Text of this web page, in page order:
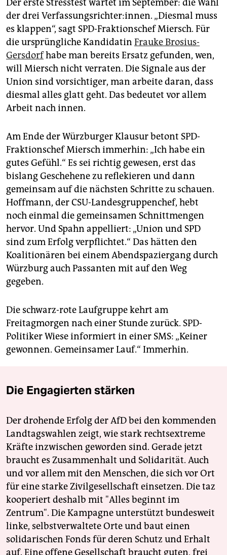
Der erste Stresstest wartet im September: die Wahl
der drei Ver­fas­sungs­rich­te­r:in­nen. „Diesmal muss
es klappen“, sagt SPD-Fraktionschef Miersch. Für
die ursprüngliche Kandidatin Frauke Brosius-
Gersdorfhabe man bereits Ersatz gefunden, wen,
will Miersch nicht verraten. Die Signale aus der
Union sind vorsichtiger, man arbeite daran, dass
diesmal alles glatt geht. Das bedeutet vor allem
Arbeit nach innen.
Am Ende der Würzburger Klausur betont SPD-
Fraktionschef Miersch immerhin: „Ich habe ein
gutes Gefühl.“ Es sei richtig gewesen, erst das
bislang Geschehene zu reflekieren und dann
gemeinsam auf die nächsten Schritte zu schauen.
Hoffmann, der CSU-Landesgruppenchef, hebt
noch einmal die gemeinsamen Schnittmengen
hervor. Und Spahn appelliert: „Union und SPD
sind zum Erfolg verpflichtet.“ Das hätten den
Koalitionären bei einem Abendspaziergang durch
Würzburg auch Passanten mit auf den Weg
gegeben.
Die schwarz-rote Laufgruppe kehrt am
Freitagmorgen nach einer Stunde zurück. SPD-
Politiker Wiese informiert in einer SMS: „Keiner
gewonnen. Gemeinsamer Lauf.“ Immerhin.
Die Engagierten stärken
Der drohende Erfolg der AfD bei den kommenden
Landtagswahlen zeigt, wie stark rechtsextreme
Kräfte inzwischen geworden sind. Gerade jetzt
braucht es Zusammenhalt und Solidarität. Auch
und vor allem mit den Menschen, die sich vor Ort
für eine starke Zivilgesellschaft einsetzen. Die taz
kooperiert deshalb mit "Alles beginnt im
Zentrum". Die Kampagne unterstützt bundesweit
linke, selbstverwaltete Orte und baut einen
solidarischen Fonds für deren Schutz und Erhalt
auf. Eine offene Gesellschaft braucht guten, frei